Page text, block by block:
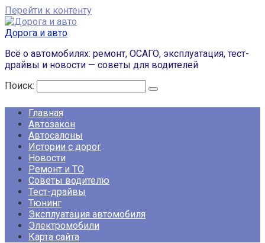
Перейти к контенту
Дорога и авто
Всё о автомобилях: ремонт, ОСАГО, эксплуатация, тест-
драйвы и новости — советы для водителей
Поиск:
Главная
Автозакон
Автосалоны
Истории с дорог
Новости
Ремонт и ТО
Советы водителю
Тест-драйвы
Тюнинг
Эксплуатация автомобиля
Электромобили
Карта сайта